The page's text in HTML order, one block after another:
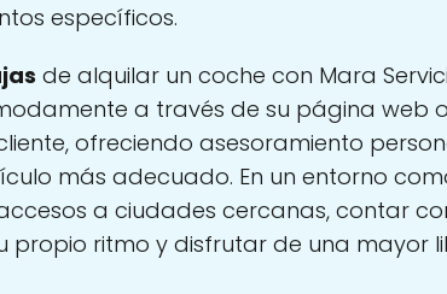
específicos.
de alquilar un coche con Mara
a través de su página web
ofreciendo asesoramiento
más adecuado. En un entorno
a ciudades cercanas, contar
propio ritmo y disfrutar de una mayor